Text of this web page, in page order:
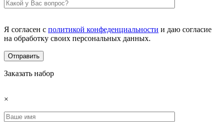
Я согласен с политикой конфеденциальности и даю согласие
на обработку своих персональных данных.
Заказать набор
×